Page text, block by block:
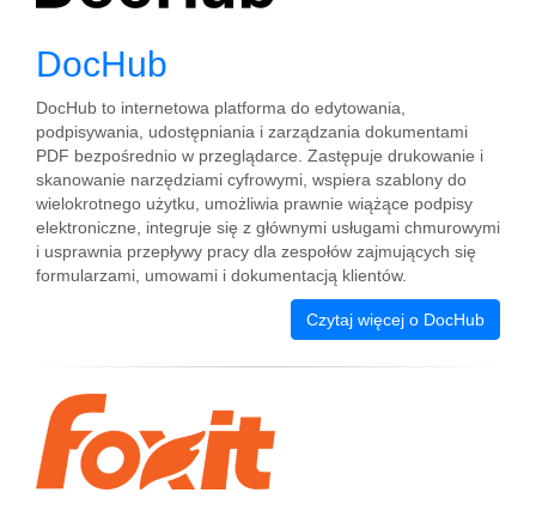
DocHub
DocHub to internetowa platforma do edytowania,
podpisywania, udostępniania i zarządzania dokumentami
PDF bezpośrednio w przeglądarce. Zastępuje drukowanie i
skanowanie narzędziami cyfrowymi, wspiera szablony do
wielokrotnego użytku, umożliwia prawnie wiążące podpisy
elektroniczne, integruje się z głównymi usługami chmurowymi
i usprawnia przepływy pracy dla zespołów zajmujących się
formularzami, umowami i dokumentacją klientów.
Czytaj więcej o DocHub